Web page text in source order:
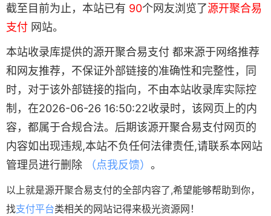
截至目前为止，本站已有 90个网友浏览了源开聚合易
支付 网站。
本站收录库提供的源开聚合易支付 都来源于网络推荐
和网友推荐，不保证外部链接的准确性和完整性，同
时，对于该外部链接的指向，不由本站收录库实际控
制，在2026-06-26 16:50:22收录时，该网页上的内
容，都属于合规合法。后期该源开聚合易支付网页的
内容如出现违规,本站不负任何法律责任,请联系本网站
管理员进行删除
（点我反馈） 。
以上就是源开聚合易支付的全部内容了,希望能够帮助到你，
找支付平台类相关的网站记得来极光资源网！